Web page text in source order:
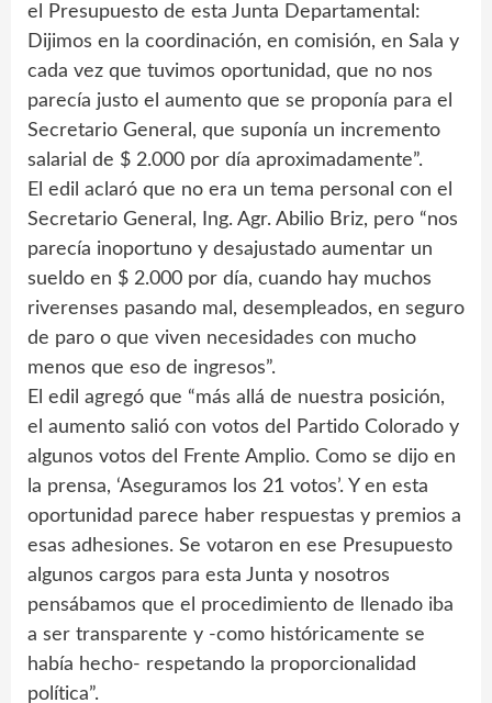
el Presupuesto de esta Junta Departamental:
Dijimos en la coordinación, en comisión, en Sala y
cada vez que tuvimos oportunidad, que no nos
parecía justo el aumento que se proponía para el
Secretario General, que suponía un incremento
salarial de $ 2.000 por día aproximadamente”.
El edil aclaró que no era un tema personal con el
Secretario General, Ing. Agr. Abilio Briz, pero “nos
parecía inoportuno y desajustado aumentar un
sueldo en $ 2.000 por día, cuando hay muchos
riverenses pasando mal, desempleados, en seguro
de paro o que viven necesidades con mucho
menos que eso de ingresos”.
El edil agregó que “más allá de nuestra posición,
el aumento salió con votos del Partido Colorado y
algunos votos del Frente Amplio. Como se dijo en
la prensa, ‘Aseguramos los 21 votos’. Y en esta
oportunidad parece haber respuestas y premios a
esas adhesiones. Se votaron en ese Presupuesto
algunos cargos para esta Junta y nosotros
pensábamos que el procedimiento de llenado iba
a ser transparente y -como históricamente se
había hecho- respetando la proporcionalidad
política”.